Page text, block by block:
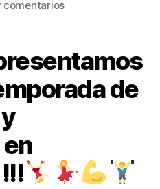
comentariosen
de